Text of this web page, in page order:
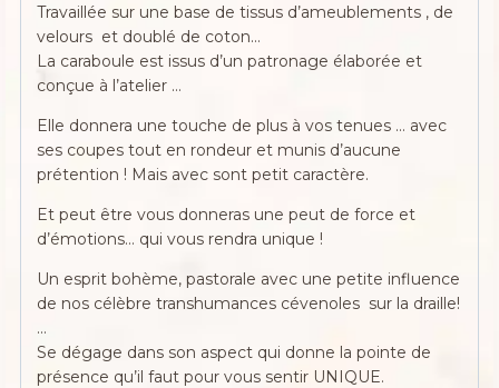
Travaillée sur une base de tissus d’ameublements , de
velours et doublé de coton…
La caraboule est issus d’un patronage élaborée et
conçue à l’atelier …
Elle donnera une touche de plus à vos tenues … avec
ses coupes tout en rondeur et munis d’aucune
prétention ! Mais avec sont petit caractère.
Et peut être vous donneras une peut de force et
d’émotions… qui vous rendra unique !
Un esprit bohème, pastorale avec une petite influence
de nos célèbre transhumances cévenoles sur la draille!
…
Se dégage dans son aspect qui donne la pointe de
présence qu’il faut pour vous sentir UNIQUE.